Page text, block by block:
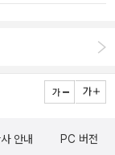
전 억울해하며, 당
못 샀어. ㅡㅜ 애니
것 같은데,남자 작
>, <슈퍼 토끼> 이
: 베베하우스
' 타입의 책. 신자유
다. 마지막 장에서
루지 못한 것과 '대
면서 내내 그 점이
야하는걸까. 아무
안내 PC 버전